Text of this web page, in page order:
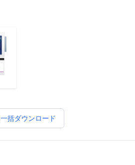
一括ダウンロード